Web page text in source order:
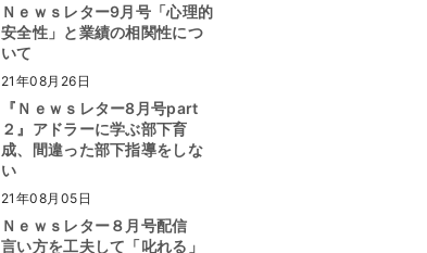
Ｎｅｗｓレター9月号「心理的
安全性」と業績の相関性につ
いて
21年08月26日
『Ｎｅｗｓレター8月号part
２』アドラーに学ぶ部下育
成、間違った部下指導をしな
い
21年08月05日
Ｎｅｗｓレター８月号配信
言い方を工夫して「叱れる」